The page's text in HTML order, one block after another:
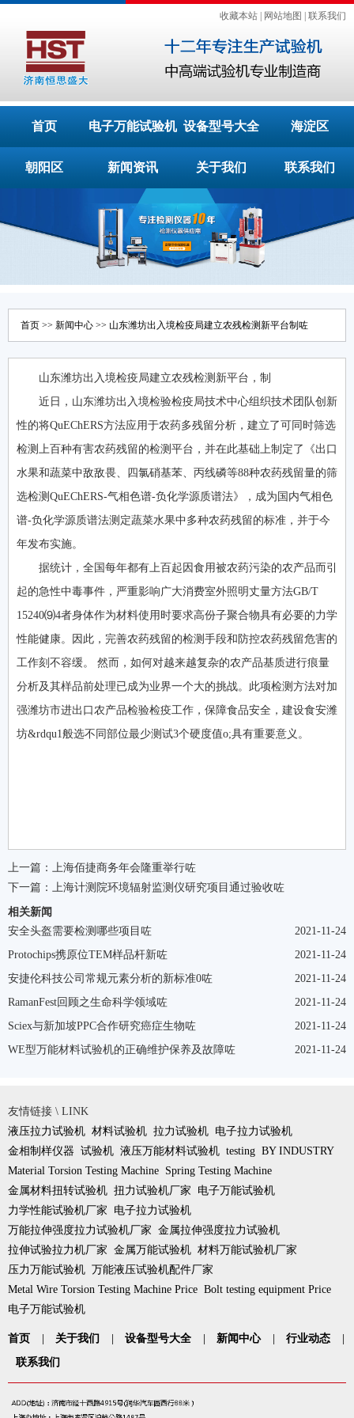
收藏本站 网站地图 联系我们
首页 电子万能试验机 设备型号大全 海淀区
朝阳区 新闻资讯 关于我们 联系我们
首页 >> 新闻中心 >> 山东潍坊出入境检疫局建立农残检测新平台制咗
山东潍坊出入境检疫局建立农残检测新平台，制
近日，山东潍坊出入境检验检疫局技术中心组织技术团队创新
性的将QuEChERS方法应用于农药多残留分析，建立了可同时筛选
检测上百种有害农药残留的检测平台，并在此基础上制定了《出口
水果和蔬菜中敌敌畏、四氯硝基苯、丙线磷等88种农药残留量的筛
选检测QuEChERS-气相色谱-负化学源质谱法》，成为国内气相色
谱-负化学源质谱法测定蔬菜水果中多种农药残留的标准，并于今
年发布实施。
据统计，全国每年都有上百起因食用被农药污染的农产品而引
起的急性中毒事件，严重影响广大消费室外照明丈量方法GB/T
15240⑼4者身体作为材料使用时要求高份子聚合物具有必要的力学
性能健康。因此，完善农药残留的检测手段和防控农药残留危害的
工作刻不容缓。 然而，如何对越来越复杂的农产品基质进行痕量
分析及其样品前处理已成为业界一个大的挑战。此项检测方法对加
强潍坊市进出口农产品检验检疫工作，保障食品安全，建设食安潍
坊&rdqu1般选不同部位最少测试3个硬度值o;具有重要意义。
上一篇：
上海佰捷商务年会隆重举行咗
下一篇：
上海计测院环境辐射监测仪研究项目通过验收咗
相关新闻
2021-11-24
安全头盔需要检测哪些项目咗
2021-11-24
Protochips携原位TEM样品杆新咗
2021-11-24
安捷伦科技公司常规元素分析的新标准0咗
2021-11-24
RamanFest回顾之生命科学领域咗
2021-11-24
Sciex与新加坡PPC合作研究癌症生物咗
2021-11-24
WE型万能材料试验机的正确维护保养及故障咗
友情链接 \ LINK
液压拉力试验机 材料试验机 拉力试验机 电子拉力试验机
金相制样仪器 试验机 液压万能材料试验机 testing BY INDUSTRY
Material Torsion Testing Machine Spring Testing Machine
金属材料扭转试验机 扭力试验机厂家
电子万能试验机
力学性能试验机厂家
电子拉力试验机
万能拉伸强度拉力试验机厂家 金属拉伸强度拉力试验机
拉伸试验拉力机厂家 金属万能试验机 材料万能试验机厂家
压力万能试验机 万能液压试验机配件厂家
Metal Wire Torsion Testing Machine Price Bolt testing equipment Price
电子万能试验机
首页 | 关于我们 | 设备型号大全 | 新闻中心 | 行业动态
|
联系我们